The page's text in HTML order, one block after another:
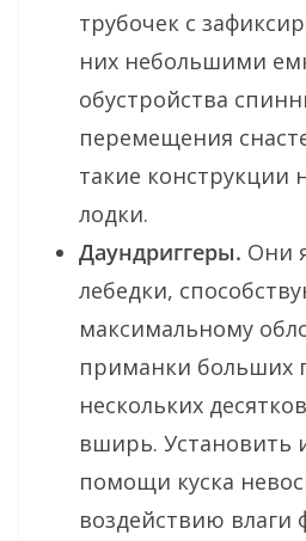
трубочек с
них небольшими
обустройства
перемещения
такие конструкции
лодки.
Даундриггеры. Они
лебедки,
максимальному
приманки больших
нескольких
вширь. Установить
помощи куска
воздействию влаги